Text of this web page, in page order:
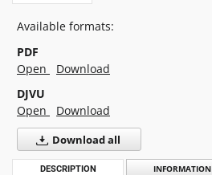
Available formats:
PDF
Open
Download
DJVU
Open
Download
Download all
DESCRIPTION INFORMATION